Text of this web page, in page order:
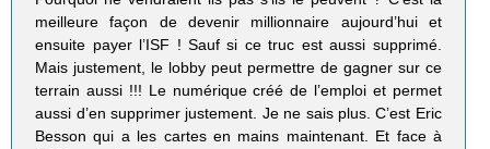
meilleure façon de devenir millionnaire aujourd’hui et
ensuite payer l’ISF ! Sauf si ce truc est aussi supprimé.
Mais justement, le lobby peut permettre de gagner sur ce
terrain aussi !!! Le numérique créé de l’emploi et permet
aussi d’en supprimer justement. Je ne sais plus. C’est Eric
Besson qui a les cartes en mains maintenant. Et face à